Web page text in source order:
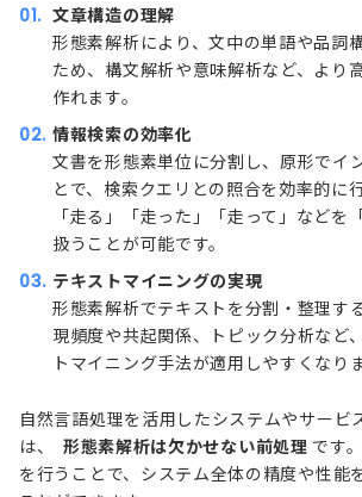
文章構造の理解
形態素解析により、文中の単語や品詞
ため、構文解析や意味解析など、より
作れます。
情報検索の効率化
文書を形態素単位に分割し、原形でイ
とで、検索クエリとの照合を効率的に
「走る」「走った」「走って」などを
扱うことが可能です。
テキストマイニングの実現
形態素解析でテキストを分割・整理す
現頻度や共起関係、トピック分析など
トマイニング手法が適用しやすくなりま
自然言語処理を活用したシステムやサービ
は、
形態素解析は欠かせない前処理 です
を行うことで、システム全体の精度や性能